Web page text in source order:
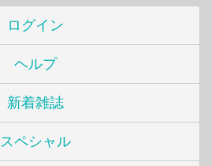
ログイン
ヘルプ
新着雑誌
スペシャル